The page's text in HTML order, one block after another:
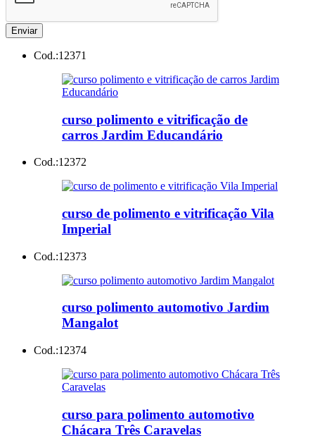
Enviar
Cod.:12371
curso polimento e vitrificação de
carros Jardim Educandário
Cod.:12372
curso de polimento e vitrificação Vila
Imperial
Cod.:12373
curso polimento automotivo Jardim
Mangalot
Cod.:12374
curso para polimento automotivo
Chácara Três Caravelas